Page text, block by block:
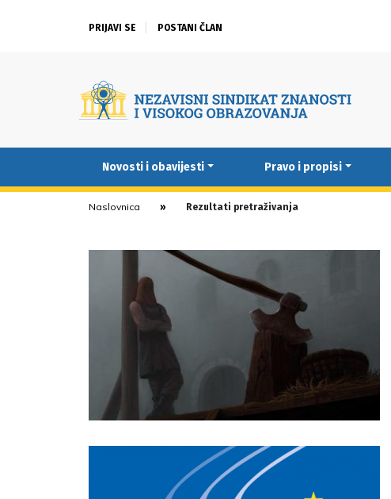
PRIJAVI SE POSTANI ČLAN
Novosti i obavijesti Pravo i propisi
Naslovnica Rezultati pretraživanja